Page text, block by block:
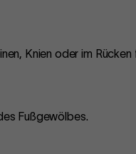
Knien oder im Rücken
Fußgewölbes.